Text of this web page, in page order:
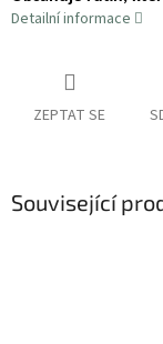
Detailní informace
ZEPTAT SE
Související